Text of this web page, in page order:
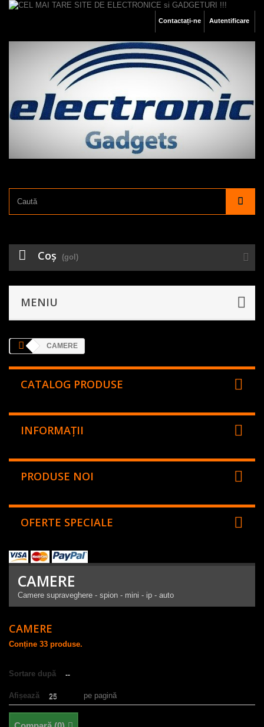
Autentificare
Contactați-ne
Coş (gol)
MENIU
CAMERE
CATALOG PRODUSE
INFORMAŢII
PRODUSE NOI
OFERTE SPECIALE
CAMERE
Camere supraveghere - spion - mini - ip - auto
CAMERE
Conține 33 produse.
Sortare după --
Afișează 25 pe pagină